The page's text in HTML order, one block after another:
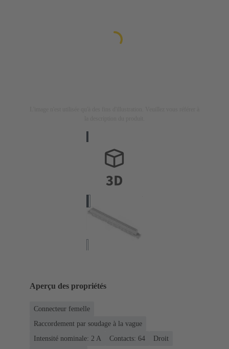
Aperçu des propriétés
Connecteur femelle
Raccordement par soudage à la vague
Intensité nominale: ‌2 A
Contacts: 64
Droit